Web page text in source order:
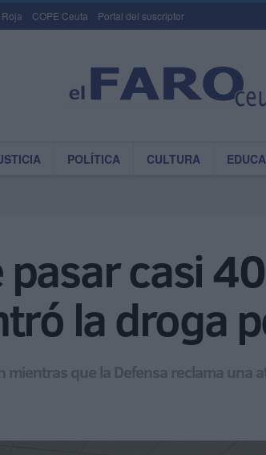
COPE Ceuta Portal del suscriptor
POLÍTICA CULTURA
casi
la droga
mientras que la Defensa reclama